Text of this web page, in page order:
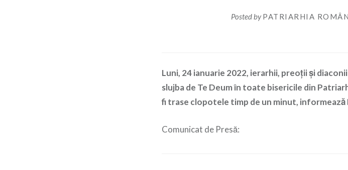
Posted byPATRIARHIA
Luni, 24 ianuarie 2022, ierarhii, preoţii şi
slujba de Te Deum în toate bisericile din
fi trase clopotele timp de un minut, informează
Comunicat de Presă: